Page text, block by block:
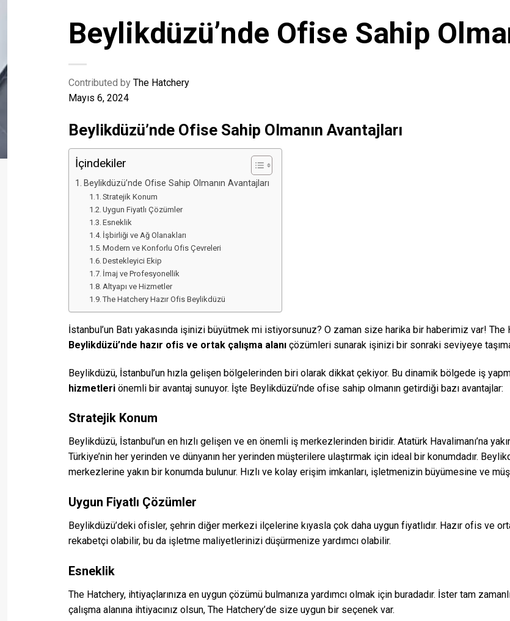
Beylikdüzü’nde Ofise Sahip
Contributed by The Hatchery
Mayıs 6, 2024
Beylikdüzü’nde Ofise Sahip Olmanın Avantajları
İçindekiler
Beylikdüzü’nde Ofise Sahip Olmanın Avantajları
Stratejik Konum
Uygun Fiyatlı Çözümler
Esneklik
İşbirliği ve Ağ Olanakları
Modern ve Konforlu Ofis Çevreleri
Destekleyici Ekip
İmaj ve Profesyonellik
Altyapı ve Hizmetler
The Hatchery Hazır Ofis Beylikdüzü
İstanbul’un Batı yakasında işinizi büyütmek mi istiyorsunuz? O zaman size harika bir haberimiz var! The
Beylikdüzü’nde hazır ofis ve ortak çalışma alanı çözümleri sunarak işinizi bir sonraki seviyeye
Beylikdüzü, İstanbul’un hızla gelişen bölgelerinden biri olarak dikkat çekiyor. Bu dinamik bölgede iş
hizmetleri önemli bir avantaj sunuyor. İşte Beylikdüzü’nde ofise sahip olmanın getirdiği bazı avantajlar:
Stratejik Konum
Beylikdüzü, İstanbul’un en hızlı gelişen ve en önemli iş merkezlerinden biridir. Atatürk Havalimanı’na
Türkiye’nin her yerinden ve dünyanın her yerinden müşterilere ulaştırmak için ideal bir konumdadır.
merkezlerine yakın bir konumda bulunur. Hızlı ve kolay erişim imkanları, işletmenizin büyümesine ve
Uygun Fiyatlı Çözümler
Beylikdüzü’deki ofisler, şehrin diğer merkezi ilçelerine kıyasla çok daha uygun fiyatlıdır. Hazır ofis ve
rekabetçi olabilir, bu da işletme maliyetlerinizi düşürmenize yardımcı olabilir.
Esneklik
The Hatchery, ihtiyaçlarınıza en uygun çözümü bulmanıza yardımcı olmak için buradadır. İster tam
çalışma alanına ihtiyacınız olsun, The Hatchery’de size uygun bir seçenek var.